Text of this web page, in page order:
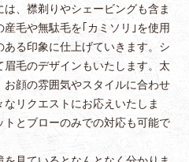
、襟剃りやシェービングも含ま
毛や無駄毛を｢カミソリ｣を使用
る印象に仕上げていきます。シ
毛のデザインもいたします。太
顔の雰囲気やスタイルに合わせ
リクエストにお応えいたしま
とブローのみでの対応も可能で